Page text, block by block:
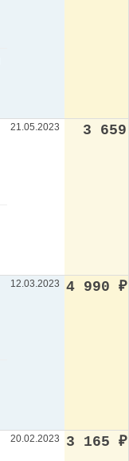
21.05.2023 3 659
12.03.2023 4 990 ₽
20.02.2023 3 165 ₽